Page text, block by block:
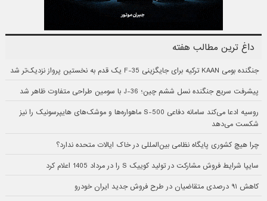
داغ ترین مطالب هفته
جنگنده بومی KAAN ترکیه برای جایگزینی F-35 یک قدم به نخستین پرواز نزدیک‌تر شد
پیشرفت سریع جنگنده نسل ششم چین؛ J-36 با سومین طراحی متفاوت ظاهر شد
روسیه ادعا می‌کند سامانه دفاعی S-500 ماهواره‌ها و موشک‌های هایپرسونیک را نیز
شکست می‌دهد
چرا هیچ کشوری پایگاه نظامی بین‌المللی در خاک ایالات متحده ندارد؟
سایپا شرایط فروش مشارکت در تولید کوییک S را در مرداد 1405 اعلام کرد
کاهش ۹۱ درصدی متقاضیان در طرح فروش جدید ایران خودرو